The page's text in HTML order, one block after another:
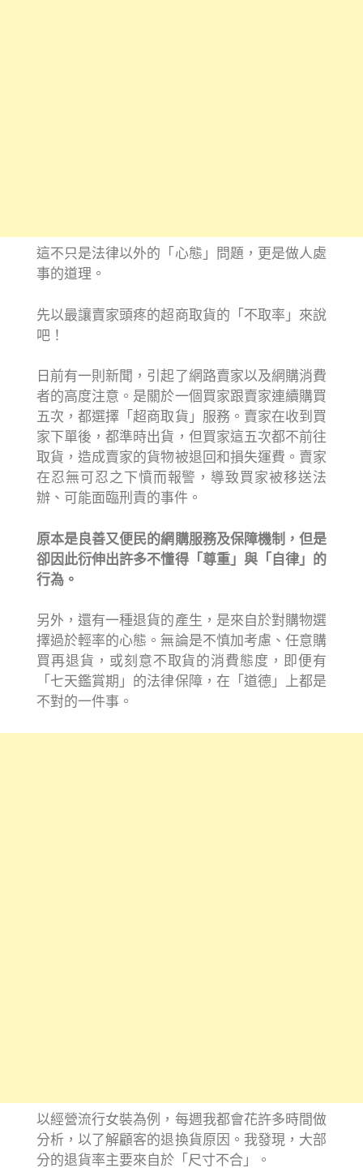
這不只是法律以外的「心態」問題，更是做人處
事的道理。
先以最讓賣家頭疼的超商取貨的「不取率」來說
吧！
日前有一則新聞，引起了網路賣家以及網購消費
者的高度注意。是關於一個買家跟賣家連續購買
五次，都選擇「超商取貨」服務。賣家在收到買
家下單後，都準時出貨，但買家這五次都不前往
取貨，造成賣家的貨物被退回和損失運費。賣家
在忍無可忍之下憤而報警，導致買家被移送法
辦、可能面臨刑責的事件。
原本是良善又便民的網購服務及保障機制，但是
卻因此衍伸出許多不懂得「尊重」與「自律」的
行為。
另外，還有一種退貨的產生，是來自於對購物選
擇過於輕率的心態。無論是不慎加考慮、任意購
買再退貨，或刻意不取貨的消費態度，即便有
「七天鑑賞期」的法律保障，在「道德」上都是
不對的一件事。
以經營流行女裝為例，每週我都會花許多時間做
分析，以了解顧客的退換貨原因。我發現，大部
分的退貨率主要來自於「尺寸不合」。